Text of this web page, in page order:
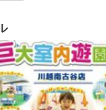
イベント
ベント